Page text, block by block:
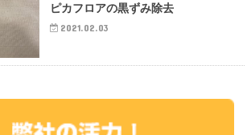
ピカフロアの黒ずみ除去
2021.02.03